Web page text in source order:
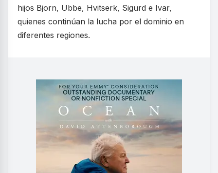
hijos Bjorn, Ubbe, Hvitserk, Sigurd e Ivar,
quienes continúan la lucha por el dominio en
diferentes regiones.